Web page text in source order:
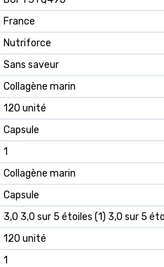
France
Nutriforce
Sans saveur
Collagène marin
120 unité
Capsule
1
Collagène marin
Capsule
3,0 3,0 sur 5 étoiles (1) 3,0 sur 5
120 unité
1